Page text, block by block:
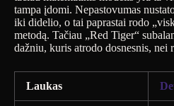
tampa įdomi. Nepastovumas
iki didelio, o tai paprastai rodo
metodą. Tačiau „Red Tiger“
dažniu, kuris atrodo dosnesnis, nei
Laukas